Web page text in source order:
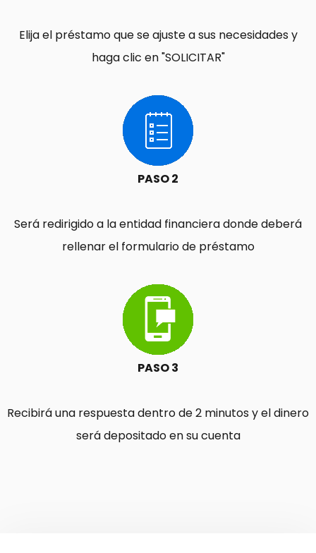
Elija el préstamo que se ajuste a sus necesidades y
haga clic en "SOLICITAR"
PASO 2
Será redirigido a la entidad financiera donde deberá
rellenar el formulario de préstamo
PASO 3
Recibirá una respuesta dentro de 2 minutos y el dinero
será depositado en su cuenta